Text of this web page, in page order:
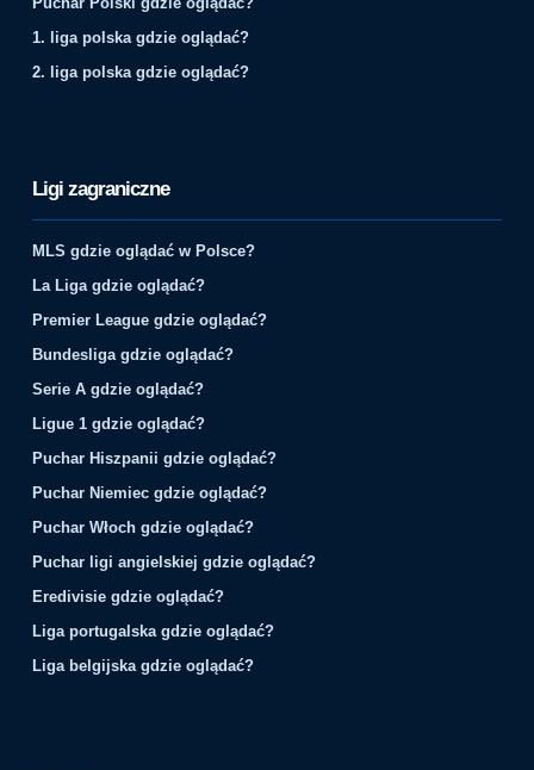
1. liga polska gdzie oglądać?
2. liga polska gdzie oglądać?
Ligi zagraniczne
MLS gdzie oglądać w Polsce?
La Liga gdzie oglądać?
Premier League gdzie oglądać?
Bundesliga gdzie oglądać?
Serie A gdzie oglądać?
Ligue 1 gdzie oglądać?
Puchar Hiszpanii gdzie oglądać?
Puchar Niemiec gdzie oglądać?
Puchar Włoch gdzie oglądać?
Puchar ligi angielskiej gdzie oglądać?
Eredivisie gdzie oglądać?
Liga portugalska gdzie oglądać?
Liga belgijska gdzie oglądać?